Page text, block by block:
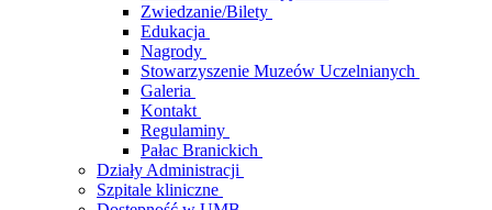
Zwiedzanie/Bilety
Edukacja
Nagrody
Stowarzyszenie Muzeów Uczelnianych
Galeria
Kontakt
Regulaminy
Pałac Branickich
Działy Administracji
Szpitale kliniczne